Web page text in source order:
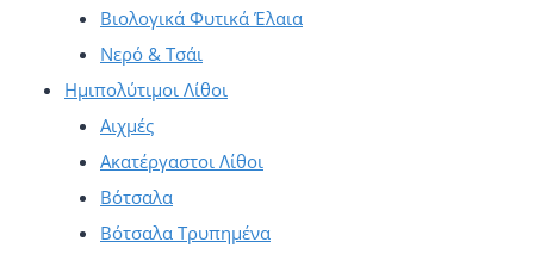
Βιολογικά Φυτικά Έλαια
Νερό & Τσάι
Ημιπολύτιμοι Λίθοι
Αιχμές
Ακατέργαστοι Λίθοι
Βότσαλα
Βότσαλα Τρυπημένα